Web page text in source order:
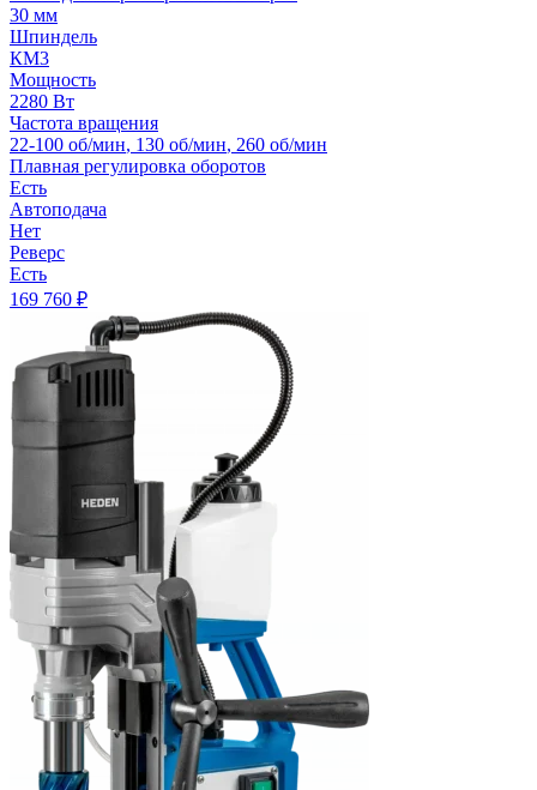
30 мм
Шпиндель
КМ3
Мощность
2280 Вт
Частота вращения
22-100 об/мин, 130 об/мин, 260 об/мин
Плавная регулировка оборотов
Есть
Автоподача
Нет
Реверс
Есть
169 760 ₽